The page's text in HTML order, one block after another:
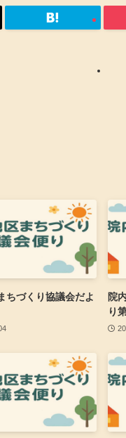
ちづくり協議会だよ
院
り